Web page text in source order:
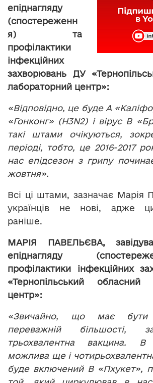
епіднагляду
(спостереженн
я) та
профілактики
інфекційних
захворювань ДУ
лабораторний центр»:
«Відповідно, це буде А
«Гонконг» (H3N2) і вірус B
такі штами очікуються,
періоді, тобто, це 2016-2017
нас епідсезон з грипу
жовтня».
Всі ці штами, зазначає Марія
українців не нові, адже
раніше.
МАРІЯ ПАВЕЛЬЄВА,
епіднагляду
профілактики інфекційних
«Тернопільський обласний
центр»:
«Звичайно, що має
переважній більшості,
трьохвалентна вакцина.
можлива ще і
буде включений B «Пхукет»,